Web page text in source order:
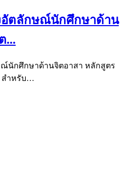
อัตลักษณ์นักศึกษาด้าน
...
นักศึกษาด้านจิตอาสา หลักสูตร
สำหรับ…